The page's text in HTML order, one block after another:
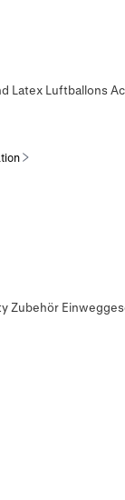
Latex Luftballons
Zubehör